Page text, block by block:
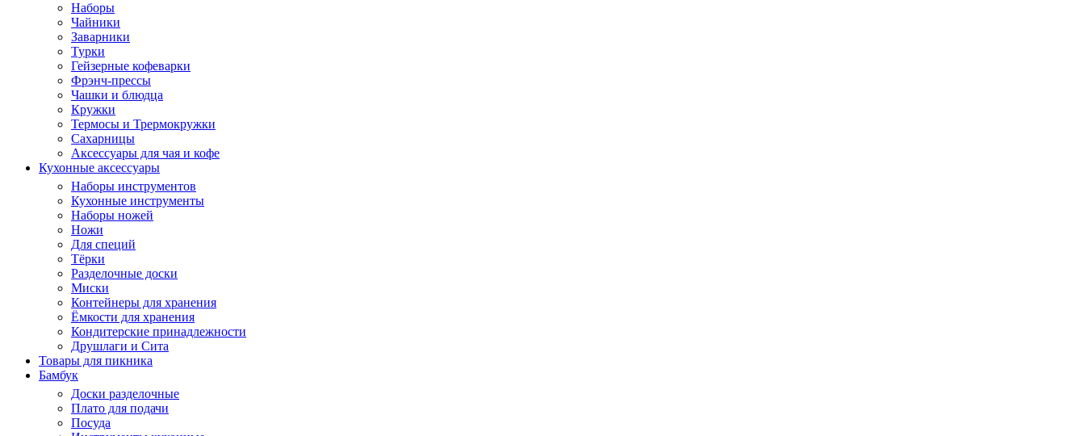
Наборы
Чайники
Заварники
Турки
Гейзерные кофеварки
Фрэнч-прессы
Чашки и блюдца
Кружки
Термосы и Трермокружки
Сахарницы
Аксессуары для чая и кофе
Кухонные аксессуары
Наборы инструментов
Кухонные инструменты
Наборы ножей
Ножи
Для специй
Тёрки
Разделочные доски
Миски
Контейнеры для хранения
Ёмкости для хранения
Кондитерские принадлежности
Друшлаги и Сита
Товары для пикника
Бамбук
Доски разделочные
Плато для подачи
Посуда